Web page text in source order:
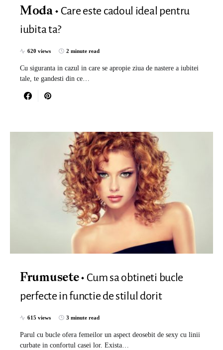
Moda
Care este cadoul ideal pentru
iubita ta?
620 views 2 minute read
Cu siguranta in cazul in care se apropie ziua de nastere a iubitei
tale, te gandesti din ce…
Frumusete
Cum sa obtineti bucle
perfecte in functie de stilul dorit
615 views 3 minute read
Parul cu bucle ofera femeilor un aspect deosebit de sexy cu linii
curbate in confortul casei lor. Exista…